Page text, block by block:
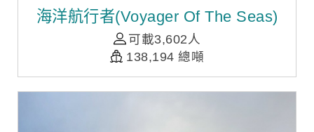
海洋航行者(Voyager Of The Seas)
可載3,602人
138,194 總噸